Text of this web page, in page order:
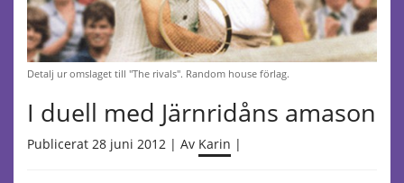
Detalj ur omslaget till "The rivals". Random house förlag.
I duell med Järnridåns amason
Publicerat 28 juni 2012 | Av Karin